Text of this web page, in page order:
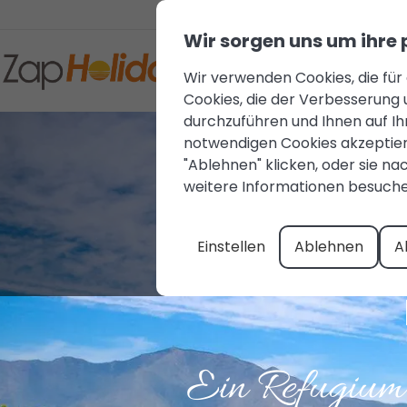
Ein
Wir sorgen uns um
Wir verwenden Cookies, die
Cookies, die der
durchzuführen und Ihnen auf
notwendigen Cookies
"Ablehnen" klicken, oder sie
weitere Informationen
Einstellen Ablehnen